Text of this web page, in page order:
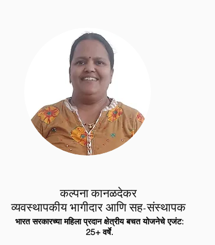
कल्पना कानळदेकर
व्यवस्थापकीय भागीदार आणि सह-संस्थापक
भारत सरकारच्या महिला प्रदान क्षेत्रीय बचत योजनेचे एजंट:
25+ वर्षे.